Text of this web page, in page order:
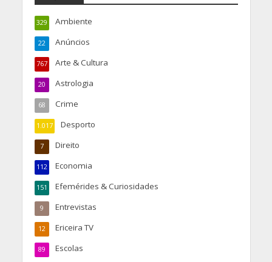
Ambiente
329
Anúncios
22
Arte & Cultura
767
Astrologia
20
Crime
68
Desporto
1.017
Direito
7
Economia
112
Efemérides & Curiosidades
151
Entrevistas
9
Ericeira TV
12
Escolas
89